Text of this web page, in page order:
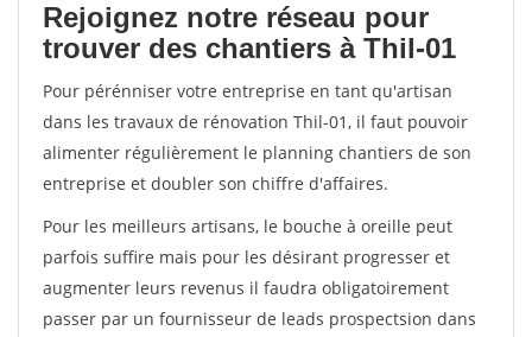
Rejoignez notre réseau pour
trouver des chantiers à Thil-01
Pour pérénniser votre entreprise en tant qu'artisan
dans les travaux de rénovation Thil-01, il faut pouvoir
alimenter régulièrement le planning chantiers de son
entreprise et doubler son chiffre d'affaires.
Pour les meilleurs artisans, le bouche à oreille peut
parfois suffire mais pour les désirant progresser et
augmenter leurs revenus il faudra obligatoirement
passer par un fournisseur de leads prospectsion dans